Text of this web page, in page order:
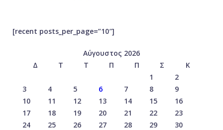
[recent posts_per_page=”10″]
Αύγουστος 2026
Δ
Τ Τ Π Π Σ
Κ
1
2
3
4 5 6 7 8
9
10
11 12 13 14 15
16
17
18 19 20 21 22
23
24
25 26 27 28 29
30